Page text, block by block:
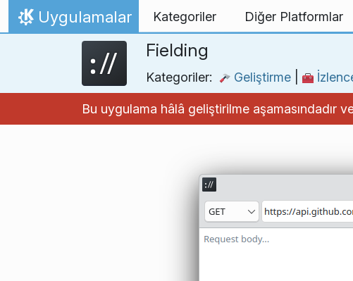
İçeriğe atla
Ana Sayfa
Uygulamalar Kategoriler Diğer Platformlar
Fielding
Kategoriler: Geliştirme
Bu uygulama hâlâ geliştirilme aşamasındadır